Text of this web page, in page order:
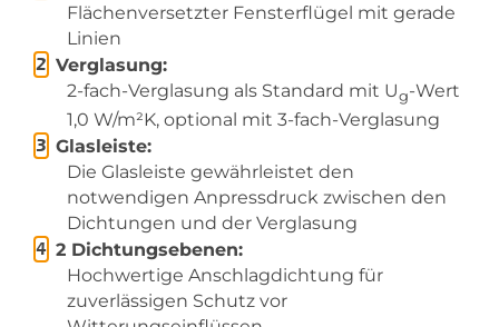
Flächenversetzter Fensterflügel mit gerade
Linien
Verglasung:
2-fach-Verglasung als Standard mit Ug-Wert
1,0 W/m²K, optional mit 3-fach-Verglasung
Glasleiste:
Die Glasleiste gewährleistet den
notwendigen Anpressdruck zwischen den
Dichtungen und der Verglasung
2 Dichtungsebenen:
Hochwertige Anschlagdichtung für
zuverlässigen Schutz vor